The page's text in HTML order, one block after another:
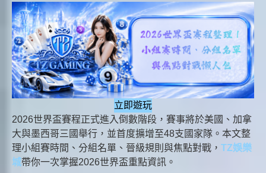
立即遊玩
2026世界盃賽程正式進入倒數階段，賽事將於美國、加拿
大與墨西哥三國舉行，並首度擴增至48支國家隊。本文整
理小組賽時間、分組名單、晉級規則與焦點對戰， TZ娛樂
城帶你一次掌握2026世界盃重點資訊。